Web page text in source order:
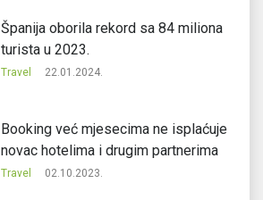
Španija oborila rekord sa 84 miliona
turista u 2023.
Travel 22.01.2024.
Booking već mjesecima ne isplaćuje
novac hotelima i drugim partnerima
Travel 02.10.2023.